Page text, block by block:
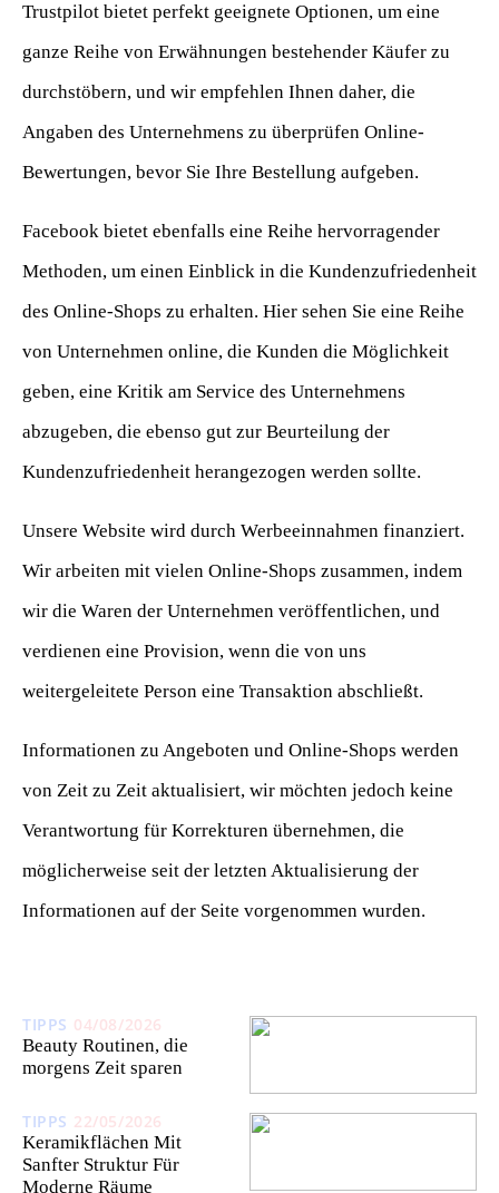
Trustpilot bietet perfekt geeignete Optionen, um eine
ganze Reihe von Erwähnungen bestehender Käufer zu
durchstöbern, und wir empfehlen Ihnen daher, die
Angaben des Unternehmens zu überprüfen Online-
Bewertungen, bevor Sie Ihre Bestellung aufgeben.
Facebook bietet ebenfalls eine Reihe hervorragender
Methoden, um einen Einblick in die Kundenzufriedenheit
des Online-Shops zu erhalten. Hier sehen Sie eine Reihe
von Unternehmen online, die Kunden die Möglichkeit
geben, eine Kritik am Service des Unternehmens
abzugeben, die ebenso gut zur Beurteilung der
Kundenzufriedenheit herangezogen werden sollte.
Unsere Website wird durch Werbeeinnahmen finanziert.
Wir arbeiten mit vielen Online-Shops zusammen, indem
wir die Waren der Unternehmen veröffentlichen, und
verdienen eine Provision, wenn die von uns
weitergeleitete Person eine Transaktion abschließt.
Informationen zu Angeboten und Online-Shops werden
von Zeit zu Zeit aktualisiert, wir möchten jedoch keine
Verantwortung für Korrekturen übernehmen, die
möglicherweise seit der letzten Aktualisierung der
Informationen auf der Seite vorgenommen wurden.
TIPPS 04/08/2026
Beauty Routinen, die
morgens Zeit sparen
TIPPS 22/05/2026
Keramikflächen Mit
Sanfter Struktur Für
Moderne Räume